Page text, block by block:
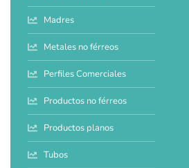
Madres
Metales no férreos
Perfiles Comerciales
Productos no férreos
Productos planos
Tubos